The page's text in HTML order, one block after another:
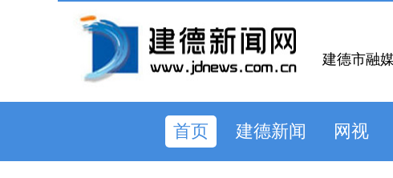
建德市融
首页 建德新闻 网视